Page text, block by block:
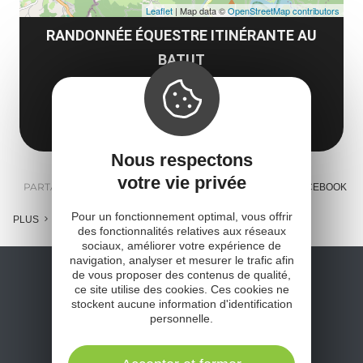
RANDONNÉE ÉQUESTRE ITINÉRANTE AU
BATUT
Le Batut
12600 Murols
Obtenir l'itinéraire
Leaflet | Map data ©OpenStreetMap contributors
PARTAGER : E-MAIL MESSENGER FACEBOOK
PLUS
Nous respectons
votre vie privée
Pour un fonctionnement optimal, vous offrir
des fonctionnalités relatives aux réseaux
sociaux, améliorer votre expérience de
navigation, analyser et mesurer le trafic afin
de vous proposer des contenus de qualité,
ce site utilise des cookies. Ces cookies ne
stockent aucune information d'identification
personnelle.